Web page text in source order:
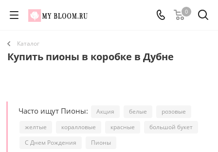
0
Каталог
Купить пионы в коробке в Дубне
Часто ищут Пионы: Акция белые
розовые
желтые
коралловые красные
большой букет
С Днем Рождения
Пионы